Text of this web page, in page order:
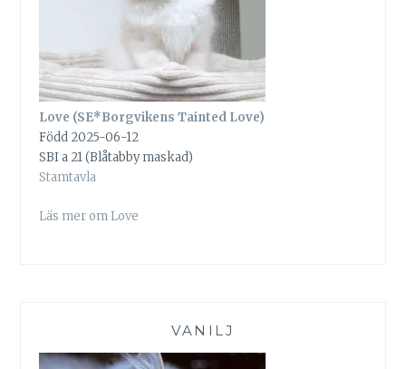
Love (SE*Borgvikens Tainted Love)
Född 2025-06-12
SBI a 21 (Blåtabby maskad)
Stamtavla
Läs mer om Love
VANILJ